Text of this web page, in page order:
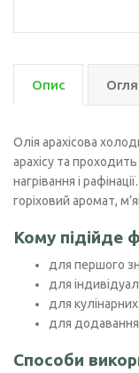
Опис
Олія арахісова
арахісу та
нагрівання і
горіховий аромат,
Кому підійде
для першого
для
для
для додавання
Способи